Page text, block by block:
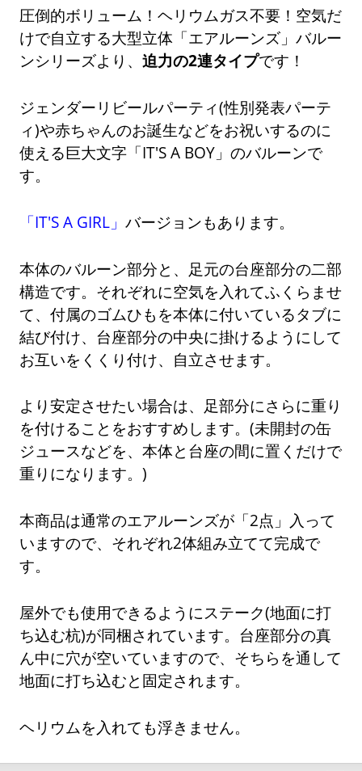
圧倒的ボリューム！ヘリウムガス不要！空気だ
けで自立する大型立体「エアルーンズ」バルー
ンシリーズより、迫力の2連タイプです！
ジェンダーリビールパーティ(性別発表パーテ
ィ)や赤ちゃんのお誕生などをお祝いするのに
使える巨大文字「IT'S A BOY」のバルーンで
す。
「IT'S A GIRL」バージョンもあります。
本体のバルーン部分と、足元の台座部分の二部
構造です。それぞれに空気を入れてふくらませ
て、付属のゴムひもを本体に付いているタブに
結び付け、台座部分の中央に掛けるようにして
お互いをくくり付け、自立させます。
より安定させたい場合は、足部分にさらに重り
を付けることをおすすめします。(未開封の缶
ジュースなどを、本体と台座の間に置くだけで
重りになります。)
本商品は通常のエアルーンズが「2点」入って
いますので、それぞれ2体組み立てて完成で
す。
屋外でも使用できるようにステーク(地面に打
ち込む杭)が同梱されています。台座部分の真
ん中に穴が空いていますので、そちらを通して
地面に打ち込むと固定されます。
ヘリウムを入れても浮きません。